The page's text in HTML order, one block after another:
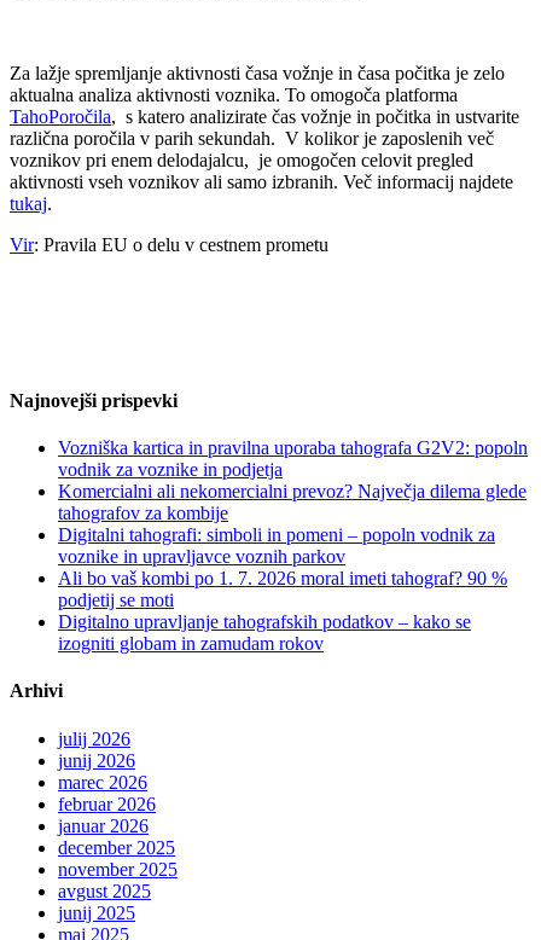
Za lažje spremljanje aktivnosti časa vožnje in časa počitka je zelo
aktualna analiza aktivnosti voznika. To omogoča platforma
TahoPoročila, s katero analizirate čas vožnje in počitka in ustvarite
različna poročila v parih sekundah. V kolikor je zaposlenih več
voznikov pri enem delodajalcu, je omogočen celovit pregled
aktivnosti vseh voznikov ali samo izbranih. Več informacij najdete
tukaj.
Vir: Pravila EU o delu v cestnem prometu
Najnovejši prispevki
Vozniška kartica in pravilna uporaba tahografa G2V2: popoln
vodnik za voznike in podjetja
Komercialni ali nekomercialni prevoz? Največja dilema glede
tahografov za kombije
Digitalni tahografi: simboli in pomeni – popoln vodnik za
voznike in upravljavce voznih parkov
Ali bo vaš kombi po 1. 7. 2026 moral imeti tahograf? 90 %
podjetij se moti
Digitalno upravljanje tahografskih podatkov – kako se
izogniti globam in zamudam rokov
Arhivi
julij 2026
junij 2026
marec 2026
februar 2026
januar 2026
december 2025
november 2025
avgust 2025
junij 2025
maj 2025